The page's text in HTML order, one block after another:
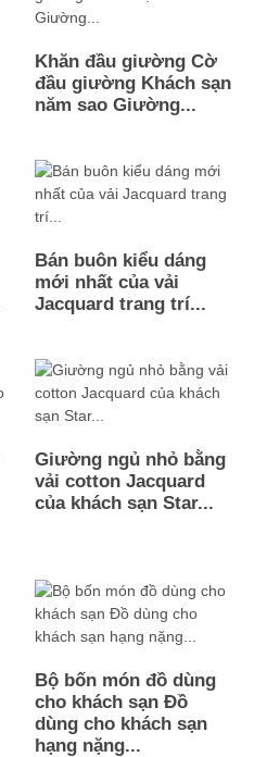
Khăn đầu giường Cờ
đầu giường Khách sạn
năm sao Giường...
Bán buôn kiểu dáng
mới nhất của vải
Jacquard trang trí...
Giường ngủ nhỏ bằng
vải cotton Jacquard
của khách sạn Star...
Bộ bốn món đồ dùng
cho khách sạn Đồ
dùng cho khách sạn
hạng nặng...